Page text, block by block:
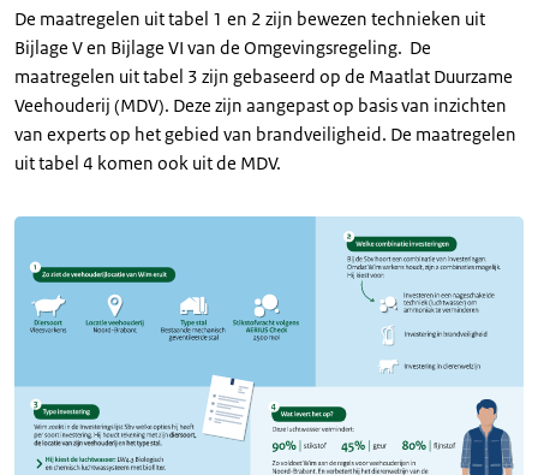
De maatregelen uit tabel 1 en 2 zijn bewezen technieken uit
Bijlage V en Bijlage VI van de Omgevingsregeling. De
maatregelen uit tabel 3 zijn gebaseerd op de Maatlat Duurzame
Veehouderij (MDV). Deze zijn aangepast op basis van inzichten
van experts op het gebied van brandveiligheid. De maatregelen
uit tabel 4 komen ook uit de MDV.